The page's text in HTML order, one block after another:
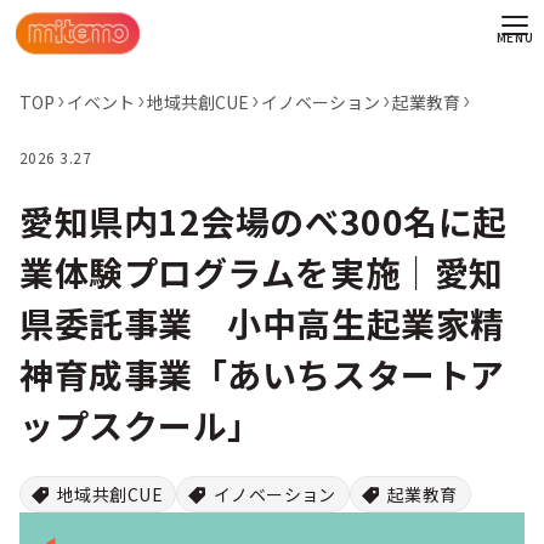
TOP イベント 地域共創CUE イノベーション 起業教育
2026 3.27
愛知県内12会場のべ300名に起
業体験プログラムを実施｜愛知
県委託事業 小中高生起業家精
神育成事業「あいちスタートア
ップスクール」
地域共創CUE イノベーション 起業教育